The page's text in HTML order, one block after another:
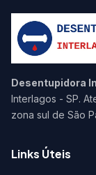
Desentupidora
Interlagos - SP.
zona sul de São
Links Úteis